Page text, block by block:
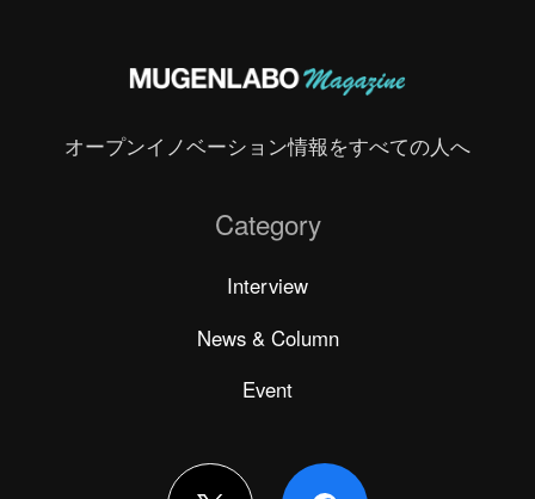
オープンイノベーション情報をすべての人へ
Category
Interview
News & Column
Event